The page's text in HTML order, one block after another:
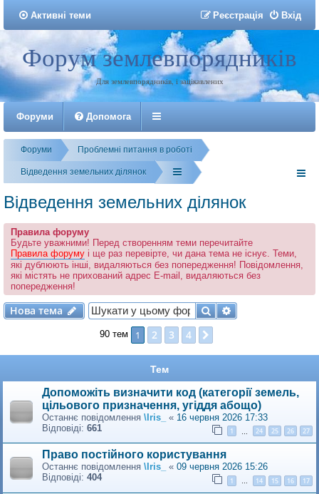
Активні теми Вхід
Реєстрація
Реєстрація
Форум землевпорядників
Для землевпорядників, і зацікавлених
Форуми Допомога
Форуми Проблемні питання в роботі
Відведення земельних ділянок
Відведення земельних ділянок
Правила форуму
Будьте уважними! Перед створенням теми перечитайте
Правила форуму і ще раз перевірте, чи дана тема не існує. Теми,
які дублюють інші, видаляються без попередження! Повідомлення,
які містять не прихований адрес E-mail, видаляються без
попередження!
Нова тема
Нова тема ПошукРозширений
90 тем 1 2 3 4
Тем
Допоможіть визначити код (категорії земель,
цільового призначення, угіддя абощо)
Останнє повідомлення \Iris_ « 16 червня 2026 17:33
Відповіді: 661 1 24 25 26 27
Право постійного користування
Останнє повідомлення \Iris_ « 09 червня 2026 15:26
Відповіді: 404 1 … 14 15 16 17